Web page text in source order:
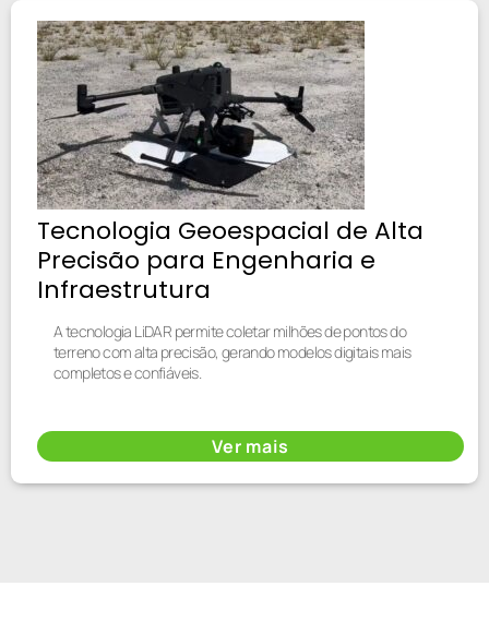
Tecnologia Geoespacial de Alta
Precisão para Engenharia e
Infraestrutura
A tecnologia LiDAR permite coletar milhões de pontos do
terreno com alta precisão, gerando modelos digitais mais
completos e confiáveis.
Ver mais